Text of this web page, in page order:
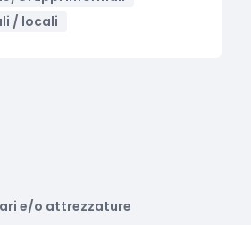
/ locali
e/o attrezzature